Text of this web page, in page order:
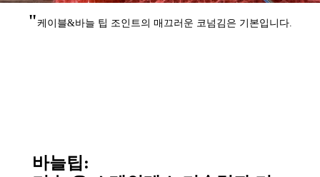
"케이블&바늘 팁 조인트의 매끄러운 코넘김은 기본입니다.
바늘팁: